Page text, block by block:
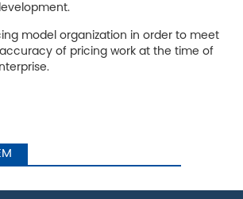
model organization in order to meet
of pricing work at the time of